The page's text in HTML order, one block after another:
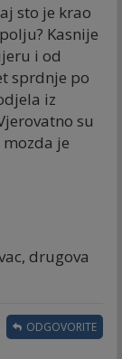
sto je krao
Kasnije
i od
sprdnje po
iz
su
je
drugova
ODGOVORITE